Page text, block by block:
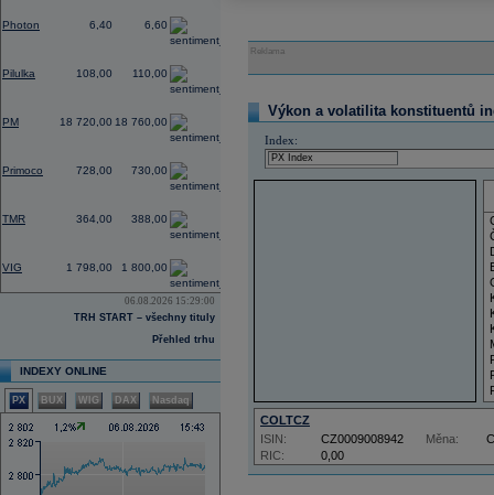
Photon 6,40 6,60
Pilulka 108,00 110,00
PM 18 720,00 18 760,00
0,32
Primoco 728,00 730,00
TMR 364,00 388,00
VIG 1 798,00 1 800,00
06.08.2026 15:29:00
TRH START – všechny tituly
Přehled trhu
INDEXY ONLINE
PX BUX WIG DAX Nasdaq
Reklama
Výkon a volatilita konstituentů
Index:
COLTCZ
RIC: 0,00
ISIN: CZ0009008942 Měna: